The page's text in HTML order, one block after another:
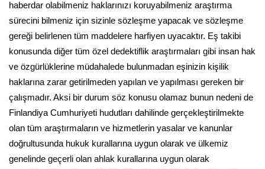
haberdar olabilmeniz haklarınızı koruyabilmeniz araştırma
sürecini bilmeniz için sizinle sözleşme yapacak ve sözleşme
gereği belirlenen tüm maddelere harfiyen uyacaktır. Eş takibi
konusunda diğer tüm özel dedektiflik araştırmaları gibi insan hak
ve özgürlüklerine müdahalede bulunmadan eşinizin kişilik
haklarına zarar getirilmeden yapılan ve yapılması gereken bir
çalışmadır. Aksi bir durum söz konusu olamaz bunun nedeni de
Finlandiya Cumhuriyeti hudutları dahilinde gerçekleştirilmekte
olan tüm araştırmaların ve hizmetlerin yasalar ve kanunlar
doğrultusunda hukuk kurallarına uygun olarak ve ülkemiz
genelinde geçerli olan ahlak kurallarına uygun olarak